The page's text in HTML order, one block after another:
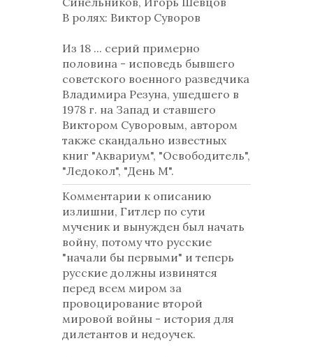
В ролях: Виктор Суворов
Из 18 ... серий примерно
половина - исповедь бывшего
советского военного разведчика
Владимира Резуна, ушедшего в
1978 г. на Запад и ставшего
Виктором Суворовым, автором
также скандально известных
книг "Аквариум", "Освободитель",
"Ледокол", "День М".
Комментарии к описанию
излишни, Гитлер по сути
мученик и вынужден был начать
войну, потому что русские
"начали бы первыми" и теперь
русские должны извинятся
перед всем миром за
провоцирование второй
мировой войны - история для
дилетантов и недоучек.